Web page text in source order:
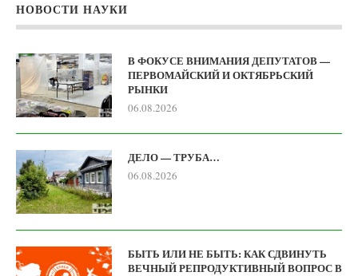
НОВОСТИ НАУКИ
В ФОКУСЕ ВНИМАНИЯ ДЕПУТАТОВ —
ПЕРВОМАЙСКИЙ И ОКТЯБРЬСКИЙ
РЫНКИ
06.08.2026
ДЕЛО — ТРУБА…
06.08.2026
БЫТЬ ИЛИ НЕ БЫТЬ: КАК СДВИНУТЬ
ВЕЧНЫЙ РЕПРОДУКТИВНЫЙ ВОПРОС В